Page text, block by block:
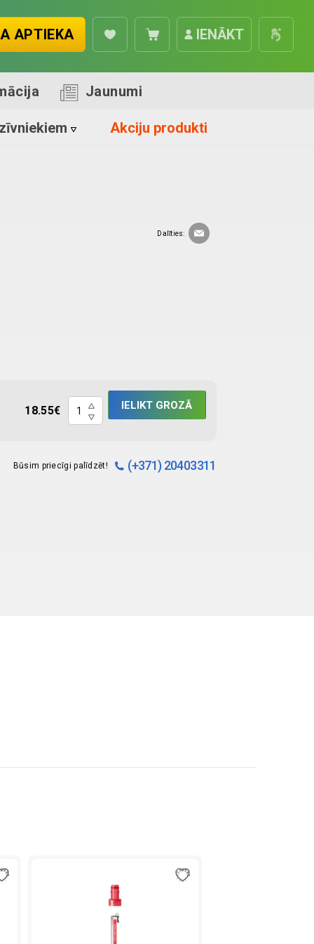
IENĀKT
APTIEKA
Jaunumi
Akciju produkti
Dalīties:
18.55€Pincete
anatomiskā
quantity
IELIKT GROZĀ
Būsim priecīgi palīdzēt! (+371) 20403311